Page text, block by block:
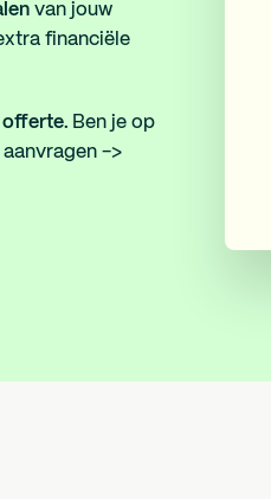
van jouw
financiële
offerte. Ben je op
aanvragen ->